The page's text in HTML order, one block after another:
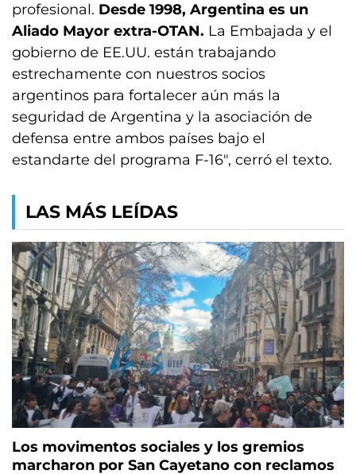
profesional. Desde 1998, Argentina es un
Aliado Mayor extra-OTAN. La Embajada y el
gobierno de EE.UU. están trabajando
estrechamente con nuestros socios
argentinos para fortalecer aún más la
seguridad de Argentina y la asociación de
defensa entre ambos países bajo el
estandarte del programa F-16″, cerró el texto.
LAS MÁS LEÍDAS
Los movimentos sociales y los gremios
marcharon por San Cayetano con reclamos